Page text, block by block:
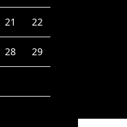
21 22
28 29